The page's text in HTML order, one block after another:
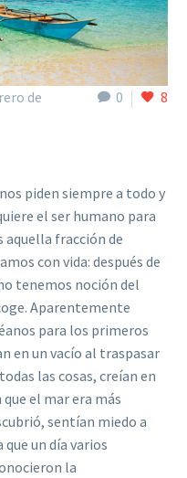
0 8
de
piden siempre a todo y
el ser humano para
fracción de
con vida: después de
tenemos noción del
Aparentemente
para los primeros
en un vacío al traspasar
las cosas, creían en
el mar era más
sentían miedo a
un día varios
la